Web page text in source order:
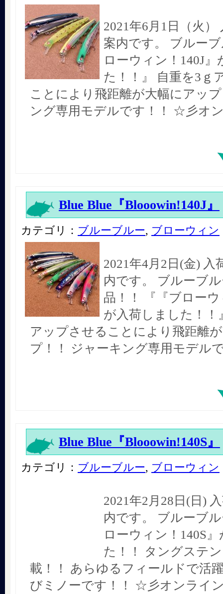
2021年6月1日（火）
案内です。 ブルー
ローウィン！140J
た！！』 自重を3ｇ
ことにより飛距離が大幅にアッ
ング専用モデルです！！ ☆彡オ
Blue Blue『Blooowin!140J』
カテゴリ： ブルーブルー, ブローウィン
2021年4月2日(金) 入
内です。 ブルーブ
品！！ 『『ブロー
が入荷しました！！
アップさせることにより飛距離
プ！！ ジャーキング専用モデル
Blue Blue『Blooowin!140S』
カテゴリ： ブルーブルー, ブローウィン
2021年2月28日(日)
内です。 ブルーブ
ローウィン！140S
た！！ タングステ
載！！ あらゆるフィールドで活
びミノーです！！ ☆彡オンライ